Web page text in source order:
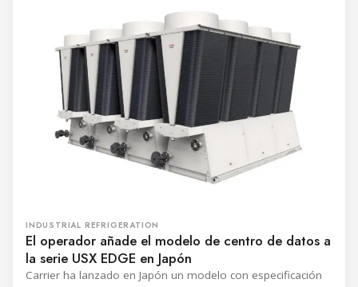
INDUSTRIAL REFRIGERATION
El operador añade el modelo de centro de datos a
la serie USX EDGE en Japón
Carrier ha lanzado en Japón un modelo con especificación